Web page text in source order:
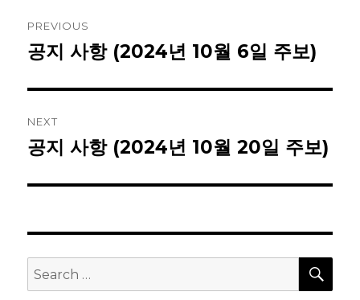
navigation
PREVIOUS
Previous
공지 사항 (2024년 10월 6일 주보)
NEXT
Next
공지 사항 (2024년 10월 20일 주보)
Search
for: